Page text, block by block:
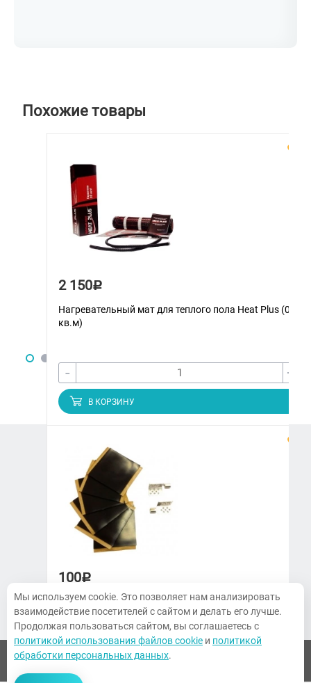
Похожие товары
2 150Р
Нагревательный мат для теплого пола Heat Plus (0.5
кв.м)
- +
В КОРЗИНУ
100Р
Комплект соединительный для пленочного теплого
пола
-
ЗАКАЗАТЬ ЗВОНОК
+7 (3822) 97-65-09
climatmarket70@yandex.ru
ПН-ПТ. 9:00-18:00, СБ 10:00-14:00,
Воскресенье — выходной
© 2026 Все права защищены
Мы используем cookie. Это позволяет нам анализировать
взаимодействие посетителей с сайтом и делать его лучше.
Продолжая пользоваться сайтом, вы соглашаетесь с
политикой использования файлов cookie и политикой
обработки персональных данных.